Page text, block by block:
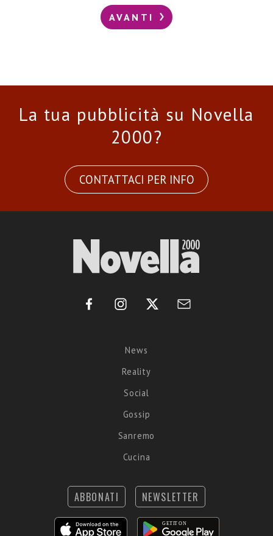
AVANTI
La tua pubblicità su Novella
2000?
CONTATTACI PER INFO
News
Reality
Social
Gossip
Sanremo
Cucina
ABBONATI NEWSLETTER